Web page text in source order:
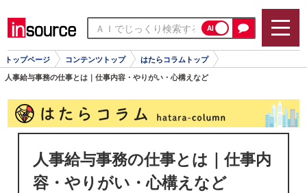
AI
トップページ コンテンツトップ はたらコラムトップ
人事給与事務の仕事とは｜仕事内容・やりがい・心構えなど
人事給与事務の仕事とは｜仕事内
容・やりがい・心構えなど